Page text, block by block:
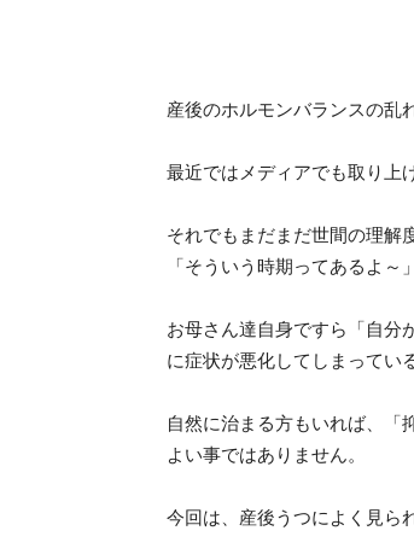
産後のホルモンバランスの乱
最近ではメディアでも取り上
それでもまだまだ世間の理解
「そういう時期ってあるよ～
お母さん達自身ですら「自分
に症状が悪化してしまってい
自然に治まる方もいれば、「
よい事ではありません。
今回は、産後うつによく見ら